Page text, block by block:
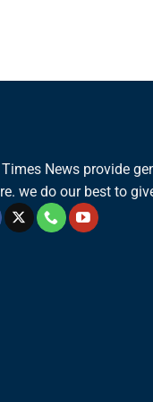
News provide
we do our best to